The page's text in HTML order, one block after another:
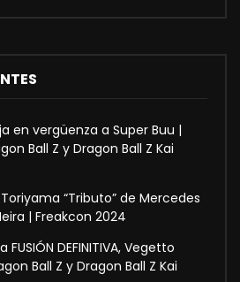
en vergüenza a Super Buu |
Ball Z y Dragon Ball Z Kai
“Tributo” de Mercedes
| Freakcon 2024
DEFINITIVA, Vegetto
Ball Z y Dragon Ball Z Kai